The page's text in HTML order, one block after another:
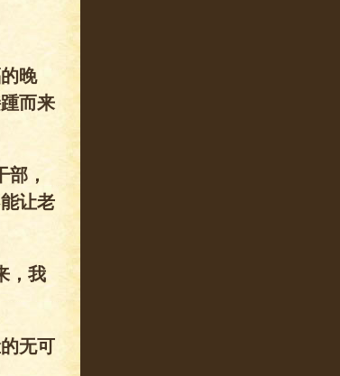
晚
而来
，
让老
，我
无可